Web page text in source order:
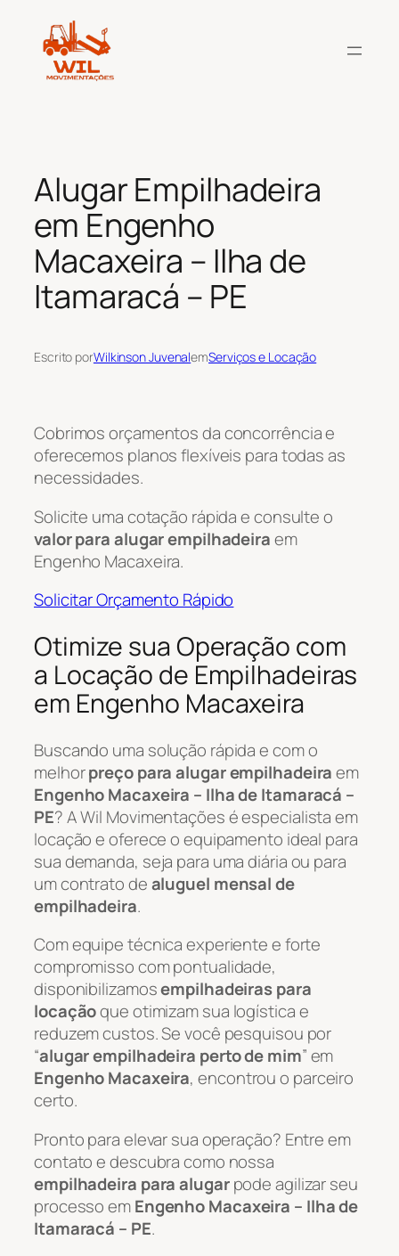
conteúdo
Alugar Empilhadeira
em Engenho
Macaxeira – Ilha de
Itamaracá – PE
Escrito porWilkinson JuvenalemServiços e Locação
Cobrimos orçamentos da concorrência e
oferecemos planos flexíveis para todas as
necessidades.
Solicite uma cotação rápida e consulte o
valor para alugar empilhadeiraem
Engenho Macaxeira.
Solicitar Orçamento Rápido
Otimize sua Operação com
a Locação de Empilhadeiras
em Engenho Macaxeira
Buscando uma solução rápida e com o
melhorpreço para alugar empilhadeiraem
Engenho Macaxeira – Ilha de Itamaracá –
PE? A Wil Movimentações é especialista em
locação e oferece o equipamento ideal para
sua demanda, seja para uma diária ou para
um contrato dealuguel mensal de
empilhadeira.
Com equipe técnica experiente e forte
compromisso com pontualidade,
disponibilizamosempilhadeiras para
locaçãoque otimizam sua logística e
reduzem custos. Se você pesquisou por
“alugar empilhadeira perto de mim” em
Engenho Macaxeira, encontrou o parceiro
certo.
Pronto para elevar sua operação? Entre em
contato e descubra como nossa
empilhadeira para alugarpode agilizar seu
processo emEngenho Macaxeira – Ilha de
Itamaracá – PE.